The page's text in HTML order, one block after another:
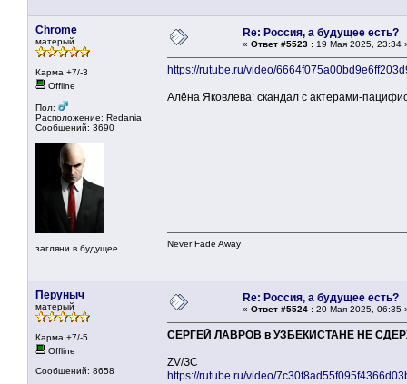
Chrome
матерый
Карма +7/-3
Offline
Пол:
Расположение: Redania
Сообщений: 3690
загляни в будущее
Re: Россия, а будущее есть?
« Ответ #5523 : 19 Мая 2025, 23:34
https://rutube.ru/video/
Алёна Яковлева: скандал с актерами-
Never Fade Away
Перуныч
матерый
Карма +7/-5
Offline
Сообщений: 8658
Re: Россия, а будущее есть?
« Ответ #5524 : 20 Мая 2025, 06:35
СЕРГЕЙ ЛАВРОВ в УЗБЕКИСТАНЕ НЕ
ZV/ЗС
https://rutube.ru/video/